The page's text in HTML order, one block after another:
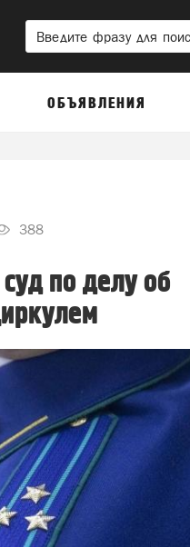
ОБЪЯВЛЕНИЯ
388
по делу об